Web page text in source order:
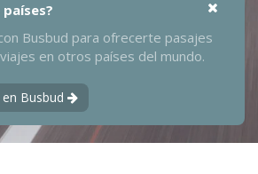
Busbud para ofrecerte pasajes
en otros países del mundo.
Busbud